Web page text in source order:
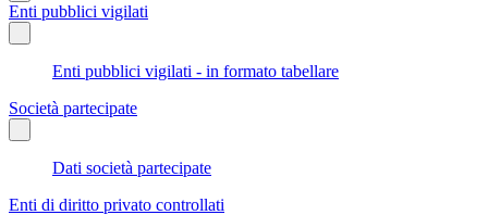
Enti pubblici vigilati
Enti pubblici vigilati - in formato tabellare
Società partecipate
Dati società partecipate
Enti di diritto privato controllati